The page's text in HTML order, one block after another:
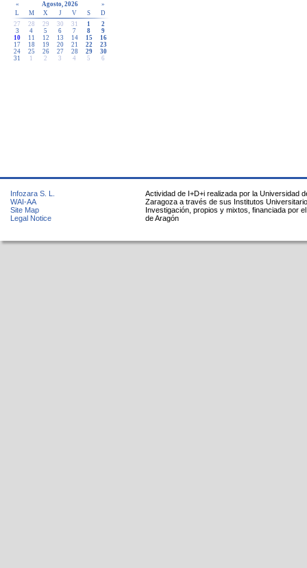
« Agosto, 2026
»
L
M X J V S
D
27
28 29 30 31 1
2
3
4 5 6 7 8
9
10
11 12 13 14 15
16
17
18 19 20 21 22
23
24
25 26 27 28 29
30
31
1 2 3 4 5 6
Infozara S. L.
WAI-AA
Site Map
Legal Notice
Actividad de I+D+i realizada por la Universidad
Zaragoza a través de sus Institutos
Investigación, propios y mixtos, financiada por
de Aragón